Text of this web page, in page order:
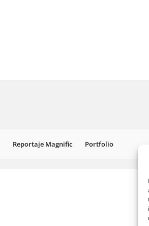
Reportaje Magnific Portfolio